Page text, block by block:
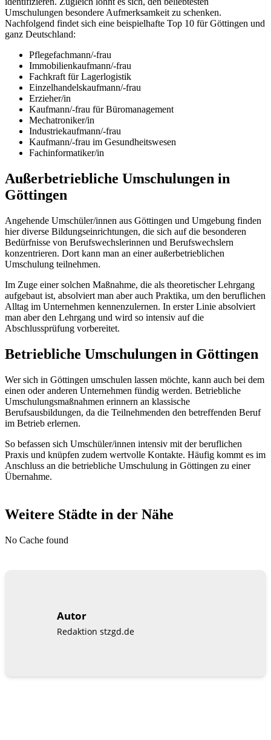
Umschulungen besondere Aufmerksamkeit zu schenken.
Nachfolgend findet sich eine beispielhafte Top 10 für Göttingen und
ganz Deutschland:
Pflegefachmann/-frau
Immobilienkaufmann/-frau
Fachkraft für Lagerlogistik
Einzelhandelskaufmann/-frau
Erzieher/in
Kaufmann/-frau für Büromanagement
Mechatroniker/in
Industriekaufmann/-frau
Kaufmann/-frau im Gesundheitswesen
Fachinformatiker/in
Außerbetriebliche Umschulungen in
Göttingen
Angehende Umschüler/innen aus Göttingen und Umgebung finden
hier diverse Bildungseinrichtungen, die sich auf die besonderen
Bedürfnisse von Berufswechslerinnen und Berufswechslern
konzentrieren. Dort kann man an einer außerbetrieblichen
Umschulung teilnehmen.
Im Zuge einer solchen Maßnahme, die als theoretischer Lehrgang
aufgebaut ist, absolviert man aber auch Praktika, um den beruflichen
Alltag im Unternehmen kennenzulernen. In erster Linie absolviert
man aber den Lehrgang und wird so intensiv auf die
Abschlussprüfung vorbereitet.
Betriebliche Umschulungen in Göttingen
Wer sich in Göttingen umschulen lassen möchte, kann auch bei dem
einen oder anderen Unternehmen fündig werden. Betriebliche
Umschulungsmaßnahmen erinnern an klassische
Berufsausbildungen, da die Teilnehmenden den betreffenden Beruf
im Betrieb erlernen.
So befassen sich Umschüler/innen intensiv mit der beruflichen
Praxis und knüpfen zudem wertvolle Kontakte. Häufig kommt es im
Anschluss an die betriebliche Umschulung in Göttingen zu einer
Übernahme.
Weitere Städte in der Nähe
No Cache found
Autor
Redaktion stzgd.de